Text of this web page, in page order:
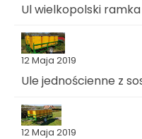
Ul wielkopolski
12 Maja 2019
Ule jednościenne z
12 Maja 2019